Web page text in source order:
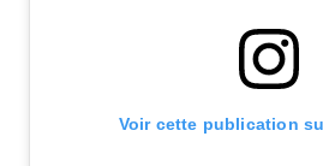
Voir cette publication